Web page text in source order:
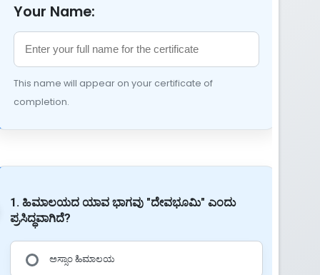
Your Name:
This name will appear on your certificate of
completion.
1. ಹಿಮಾಲಯದ ಯಾವ ಭಾಗವು "ದೇವಭೂಮಿ" ಎಂದು
ಪ್ರಸಿದ್ಧವಾಗಿದೆ?
ಅಸ್ಸಾಂ ಹಿಮಾಲಯ